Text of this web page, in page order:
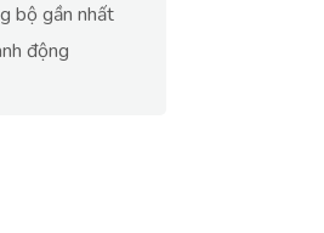
bộ gần nhất
động